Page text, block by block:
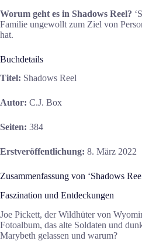
Worum geht es in Shadows Reel?
Familie ungewollt zum Ziel von
hat.
Buchdetails
Titel: Shadows Reel
Autor: C.J. Box
Seiten: 384
Erstveröffentlichung: 8. März 2022
Zusammenfassung von ‘Shadows
Faszination und Entdeckungen
Joe Pickett, der Wildhüter von
Fotoalbum, das alte Soldaten und
Marybeth gelassen und warum?